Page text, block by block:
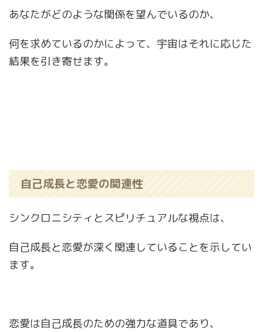
あなたがどのような関係を望んでいるのか、
何を求めているのかによって、宇宙はそれに応じた
結果を引き寄せます。
自己成長と恋愛の関連性
シンクロニシティとスピリチュアルな視点は、
自己成長と恋愛が深く関連していることを示してい
ます。
恋愛は自己成長のための強力な道具であり、